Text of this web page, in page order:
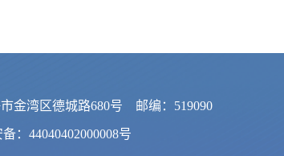
金湾区德城路680号 邮编：519090
：44040402000008号